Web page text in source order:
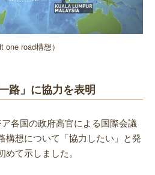
road構想）
路」に協力を表明
各国の政府高官による国際会議
構想について「協力したい」と発
て示しました。